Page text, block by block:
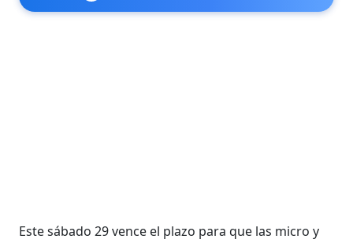
Este sábado 29 vence el plazo para que las micro y